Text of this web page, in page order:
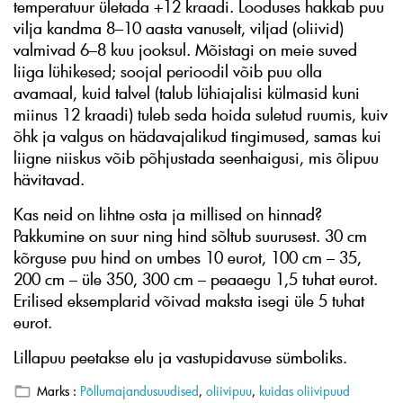
temperatuur ületada +12 kraadi. Looduses hakkab puu
vilja kandma 8–10 aasta vanuselt, viljad (oliivid)
valmivad 6–8 kuu jooksul. Mõistagi on meie suved
liiga lühikesed; soojal perioodil võib puu olla
avamaal, kuid talvel (talub lühiajalisi külmasid kuni
miinus 12 kraadi) tuleb seda hoida suletud ruumis, kuiv
õhk ja valgus on hädavajalikud tingimused, samas kui
liigne niiskus võib põhjustada seenhaigusi, mis õlipuu
hävitavad.
Kas neid on lihtne osta ja millised on hinnad?
Pakkumine on suur ning hind sõltub suurusest. 30 cm
kõrguse puu hind on umbes 10 eurot, 100 cm – 35,
200 cm – üle 350, 300 cm – peaaegu 1,5 tuhat eurot.
Erilised eksemplarid võivad maksta isegi üle 5 tuhat
eurot.
Lillapuu peetakse elu ja vastupidavuse sümboliks.
Marks : Põllumajandusuudised, oliivipuu, kuidas oliivipuud